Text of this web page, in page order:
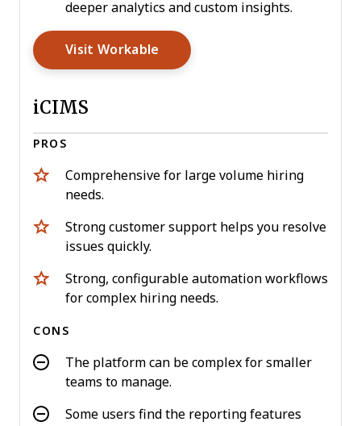
deeper analytics and custom insights.
Visit Workable Opens New Window
iCIMS
PROS
Comprehensive for large volume hiring
needs.
Strong customer support helps you resolve
issues quickly.
Strong, configurable automation workflows
for complex hiring needs.
CONS
The platform can be complex for smaller
teams to manage.
Some users find the reporting features